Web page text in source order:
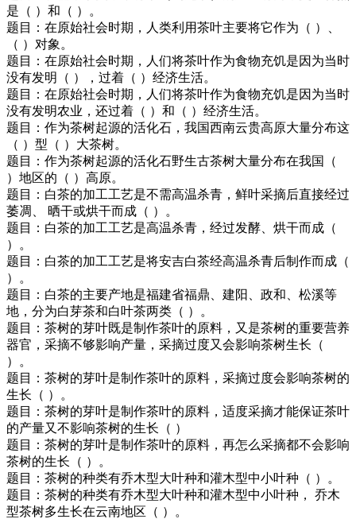
是（ ）和（ ）。
题目：在原始社会时期，人类利用茶叶主要将它作为（ ）、
（ ）对象。
题目：在原始社会时期，人们将茶叶作为食物充饥是因为当时
没有发明（ ），过着（ ）经济生活。
题目：在原始社会时期，人们将茶叶作为食物充饥是因为当时
没有发明农业，还过着（ ）和（ ）经济生活。
题目：作为茶树起源的活化石，我国西南云贵高原大量分布这
（ ）型（ ）大茶树。
题目：作为茶树起源的活化石野生古茶树大量分布在我国（
）地区的（ ）高原。
题目：白茶的加工工艺是不需高温杀青，鲜叶采摘后直接经过
萎凋、 晒干或烘干而成（ ）。
题目：白茶的加工工艺是高温杀青，经过发酵、烘干而成（
）。
题目：白茶的加工工艺是将安吉白茶经高温杀青后制作而成（
）。
题目：白茶的主要产地是福建省福鼎、建阳、政和、松溪等
地，分为白芽茶和白叶茶两类（ ）。
题目：茶树的芽叶既是制作茶叶的原料，又是茶树的重要营养
器官，采摘不够影响产量，采摘过度又会影响茶树生长（
）。
题目：茶树的芽叶是制作茶叶的原料，采摘过度会影响茶树的
生长（ ）。
题目：茶树的芽叶是制作茶叶的原料，适度采摘才能保证茶叶
的产量又不影响茶树的生长（ ）
题目：茶树的芽叶是制作茶叶的原料，再怎么采摘都不会影响
茶树的生长（ ）。
题目：茶树的种类有乔木型大叶种和灌木型中小叶种（ ）。
题目：茶树的种类有乔木型大叶种和灌木型中小叶种， 乔木
型茶树多生长在云南地区（ ）。